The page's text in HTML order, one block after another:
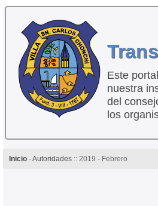
Este
nuestra
del
los
Inicio-Autoridades:: 2019 - Febrero